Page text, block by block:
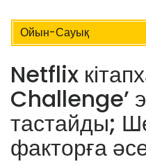
Ойын-Сауық
Netflix
Challenge’
тастайды;
факторға